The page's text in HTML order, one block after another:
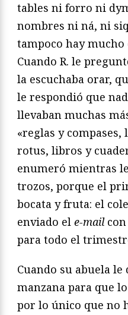
tables ni forro ni
nombres ni ná, ni
tampoco hay
Cuando R. le
la escuchaba orar,
le respondió que
llevaban muchas
«reglas y
rotus, libros y
enumeró mientras
trozos, porque el
bocata y fruta: el
enviado el e-mailcon
para todo el
Cuando su abuela
manzana para que
por lo único que no